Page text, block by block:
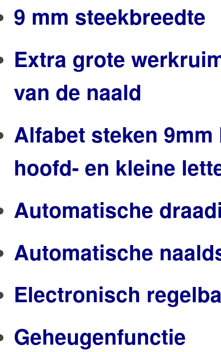
9 mm steekbreedte
Extra grote
van de naald
Alfabet steken
hoofd- en kleine
Automatische
Automatische
Electronisch
Geheugenfunctie